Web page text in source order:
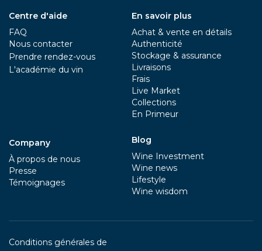
Centre d'aide
FAQ
Nous contacter
Prendre rendez-vous
L'académie du vin
Company
À propos de nous
Presse
Témoignages
En savoir plus
Achat & vente en détails
Authenticité
Stockage & assurance
Livraisons
Frais
Live Market
Collections
En Primeur
Blog
Wine Investment
Wine news
Lifestyle
Wine wisdom
Conditions générales de